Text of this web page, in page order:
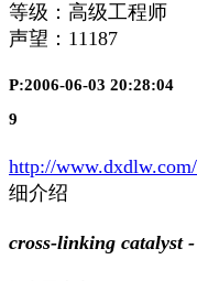
等级：高级工程师
声望： 11187
P:2006-06-03 20:28:04
9
http://
细介绍
cross-linking catalyst